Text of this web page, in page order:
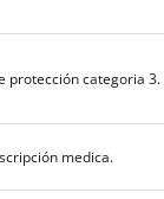
protección categoria
medica.